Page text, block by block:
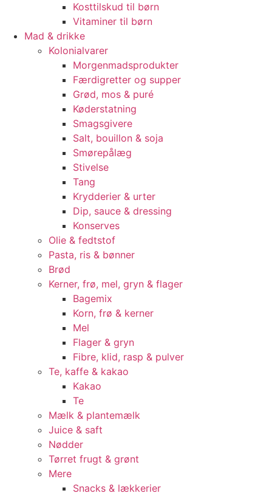
Kosttilskud til børn
Vitaminer til børn
Mad & drikke
Kolonialvarer
Morgenmadsprodukter
Færdigretter og supper
Grød, mos & puré
Køderstatning
Smagsgivere
Salt, bouillon & soja
Smørepålæg
Stivelse
Tang
Krydderier & urter
Dip, sauce & dressing
Konserves
Olie & fedtstof
Pasta, ris & bønner
Brød
Kerner, frø, mel, gryn & flager
Bagemix
Korn, frø & kerner
Mel
Flager & gryn
Fibre, klid, rasp & pulver
Te, kaffe & kakao
Kakao
Te
Mælk & plantemælk
Juice & saft
Nødder
Tørret frugt & grønt
Mere
Snacks & lækkerier